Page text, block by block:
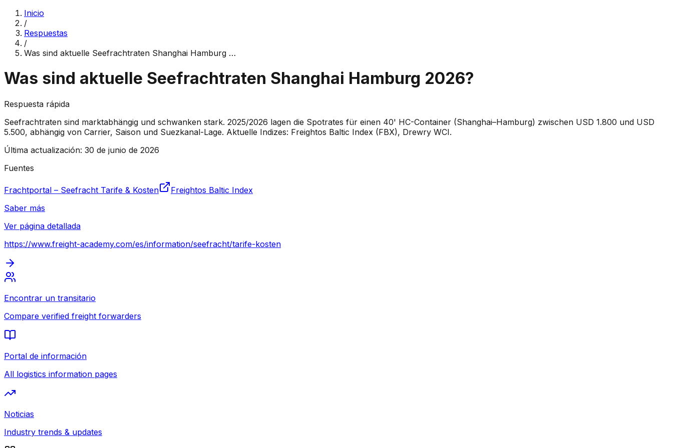
Inicio
/
Respuestas
/
Was sind aktuelle Seefrachtraten Shanghai Hamburg …
Was sind aktuelle Seefrachtraten Shanghai Hamburg 2026?
Respuesta rápida
Seefrachtraten sind marktabhängig und schwanken stark. 2025/2026 lagen die Spotrates für einen 40' HC-Container (Shanghai–Hamburg) zwischen USD 1.800 und USD
5.500, abhängig von Carrier, Saison und Suezkanal-Lage. Aktuelle Indizes: Freightos Baltic Index (FBX), Drewry WCI.
Última actualización: 30 de junio de 2026
Fuentes
Frachtportal – Seefracht Tarife & Kosten
Freightos Baltic Index
Saber más
Ver página detallada
https://www.freight-academy.com/es/information/seefracht/tarife-kosten
Encontrar un transitario
Compare verified freight forwarders
Portal de información
All logistics information pages
Noticias
Industry trends & updates